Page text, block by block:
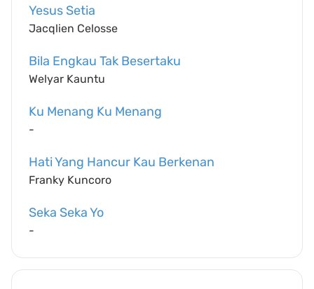
Yesus Setia
Jacqlien Celosse
Bila Engkau Tak Besertaku
Welyar Kauntu
Ku Menang Ku Menang
-
Hati Yang Hancur Kau Berkenan
Franky Kuncoro
Seka Seka Yo
-